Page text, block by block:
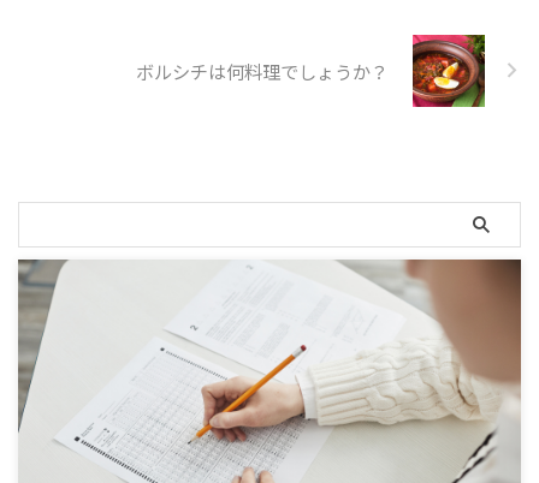
ボルシチは何料理でしょうか？